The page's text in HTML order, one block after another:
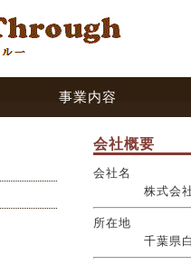
事業内容
会社概要
会社名
株式会社ブ
所在地
千葉県白井